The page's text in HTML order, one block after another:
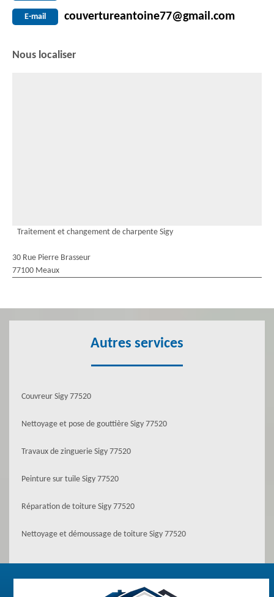
E-mail couvertureantoine77@gmail.com
Nous localiser
Traitement et changement de charpente Sigy
30 Rue Pierre Brasseur
77100 Meaux
Autres services
Couvreur Sigy 77520
Nettoyage et pose de gouttière Sigy 77520
Travaux de zinguerie Sigy 77520
Peinture sur tuile Sigy 77520
Réparation de toiture Sigy 77520
Nettoyage et démoussage de toiture Sigy 77520